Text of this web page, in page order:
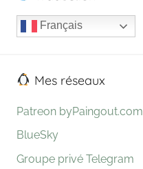
Français
Mes réseaux
Patreon byPaingout.com
BlueSky
Groupe privé Telegram